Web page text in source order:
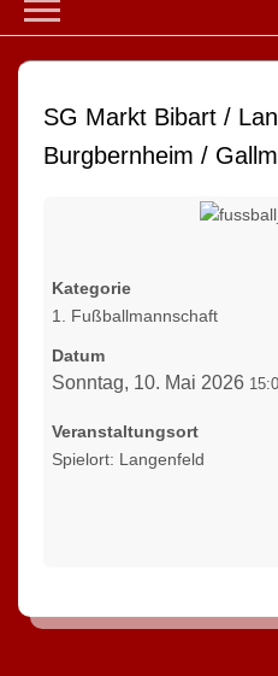
Mobile Menu Toggle
SG Markt Bibart /
Burgbernheim /
Kategorie
1. Fußballmannschaft
Datum
Sonntag, 10. Mai 2026
Veranstaltungsort
Spielort: Langenfeld